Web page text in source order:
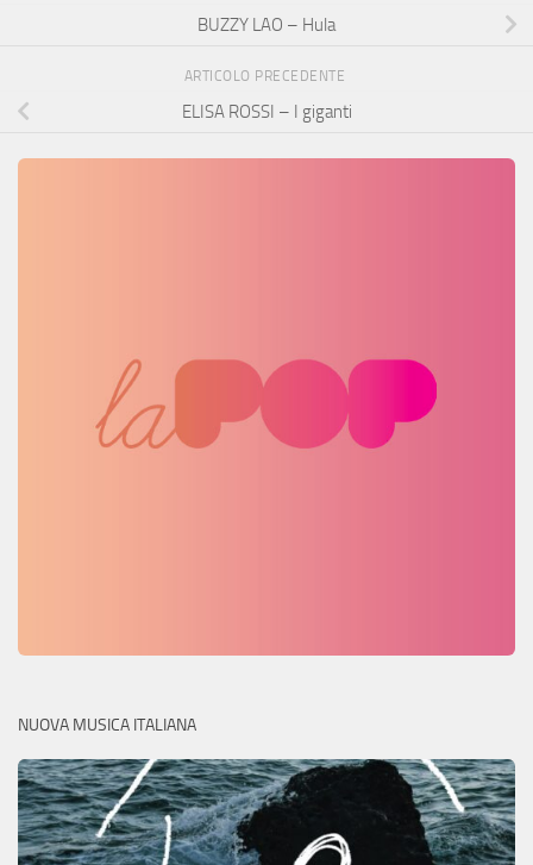
BUZZY LAO – Hula
ARTICOLO PRECEDENTE
ELISA ROSSI – I giganti
NUOVA MUSICA ITALIANA